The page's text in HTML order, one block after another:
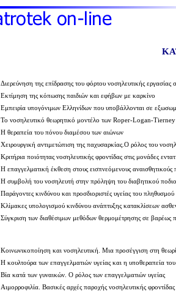
Διερεύνηση της επίδρασης του φόρτου νοσηλευτικής
Εκτίμηση της κόπωσης παιδιών και εφήβων με καρκίνο
Εμπειρία υπογόνιμων Ελληνίδων που υποβάλλονται σε
Το νοσηλευτικό θεωρητικό μοντέλο των Roper-Logan-
Η θεραπεία του πόνου διαμέσου των αιώνων
Χειρουργική αντιμετώπιση της παχυσαρκίας.Ο ρόλος του
Κριτήρια ποιότητας νοσηλευτικής φροντίδας στις μονάδες
Η επαγγελματική έκθεση στους εισπνεόμενους αναισθητικούς
Η συμβολή του νοσηλευτή στην πρόληψη του διαβητικού
Παράγοντες κινδύνου και προσδιοριστές υγείας του
Κλίμακες υπολογισμού κινδύνου ανάπτυξης κατακλίσεων
Σύγκριση των διαθέσιμων μεθόδων θερμομέτρησης σε βαρέως
Κοινωνικοποίηση και νοσηλευτική. Μια προσέγγιση στη
Η κουλτούρα των επαγγελματιών υγείας και η υποθεραπεία
Βία κατά των γυναικών. O ρόλος των επαγγελματιών υγείας
Αιμορροφιλία. Βασικές αρχές παροχής νοσηλευτικής